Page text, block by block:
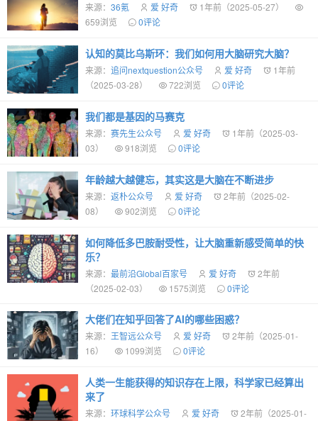
来源： 36氪 爱 好奇
1年前（2025-05-27）
659浏览
0评论
认知的莫比乌斯环：我们如何用大脑研究大脑？
来源： 追问nextquestion公众号 爱 好奇
1年前
（2025-03-28）
722浏览 0评论
我们都是基因的马赛克
来源： 赛先生公众号 爱 好奇
1年前（2025-03-
03）
918浏览 0评论
年龄越大越健忘，其实这是大脑在不断进步
来源： 返朴公众号 爱 好奇
2年前（2025-02-
08）
902浏览 0评论
如何降低多巴胺耐受性，让大脑重新感受简单的快
乐？
来源： 最前沿Global百家号 爱 好奇
2年前
（2025-02-03）
1575浏览 0评论
大佬们在知乎回答了AI的哪些困惑？
来源： 王智远公众号 爱 好奇
2年前（2025-01-
16）
1099浏览 0评论
人类一生能获得的知识存在上限，科学家已经算出
来了
来源： 环球科学公众号 爱 好奇
2年前（2025-01-